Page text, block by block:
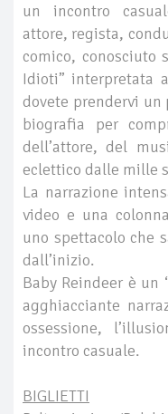
un incontro
attore, regista,
comico, conosciuto
Idioti” interpretata
dovete prendervi un
biografia per
dell’attore, del
eclettico dalle mille
La narrazione
video e una
uno spettacolo che
dall’inizio.
Baby Reindeer è un
agghiacciante
ossessione,
incontro casuale.
BIGLIETTI